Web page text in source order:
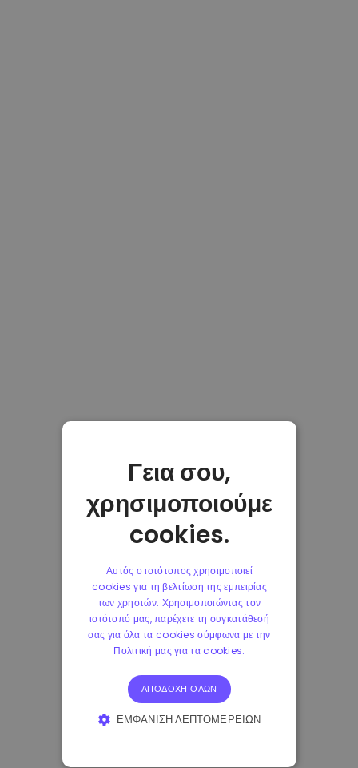
Γεια σου,
χρησιμοποιούμε
cookies.
Αυτός ο ιστότοπος χρησιμοποιεί
cookies για τη βελτίωση της εμπειρίας
των χρηστών. Χρησιμοποιώντας τον
ιστότοπό μας, παρέχετε τη συγκατάθεσή
σας για όλα τα cookies σύμφωνα με την
Πολιτική μας για τα cookies.
ΑΠΟΔΟΧΉ ΌΛΩΝ
ΕΜΦΆΝΙΣΗ ΛΕΠΤΟΜΕΡΕΙΏΝ